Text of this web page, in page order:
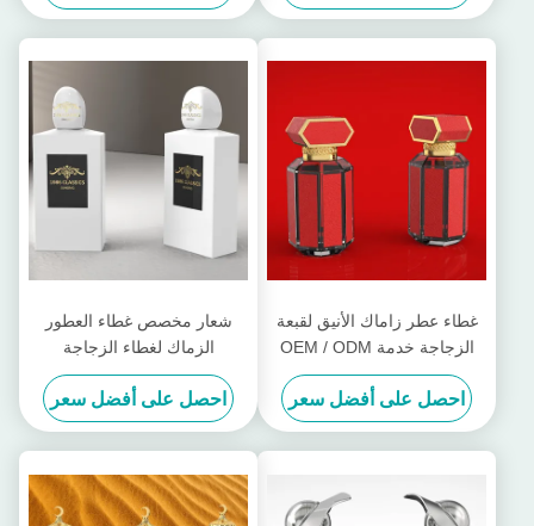
غطاء عطر زاماك الأنيق لقبعة
الزجاجة خدمة OEM / ODM
متوفرة
احصل على أفضل سعر
شعار مخصص غطاء العطور
الزماك لغطاء الزجاجة
احصل على أفضل سعر